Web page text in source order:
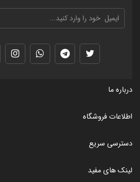
درباره ما
اطلاعات فروشگاه
دسترسی سریع
لینک های مفید